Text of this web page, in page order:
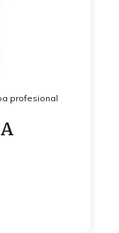
profesional